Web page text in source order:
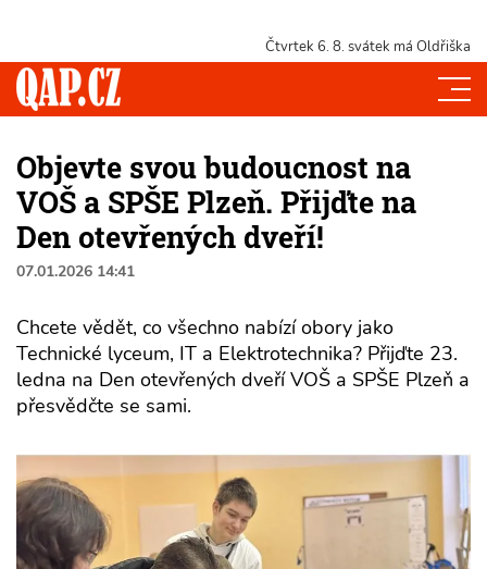
Čtvrtek 6. 8. svátek má Oldřiška
Objevte svou budoucnost na
VOŠ a SPŠE Plzeň. Přijďte na
Den otevřených dveří!
07.01.2026 14:41
Chcete vědět, co všechno nabízí obory jako
Technické lyceum, IT a Elektrotechnika? Přijďte 23.
ledna na Den otevřených dveří VOŠ a SPŠE Plzeň a
přesvědčte se sami.